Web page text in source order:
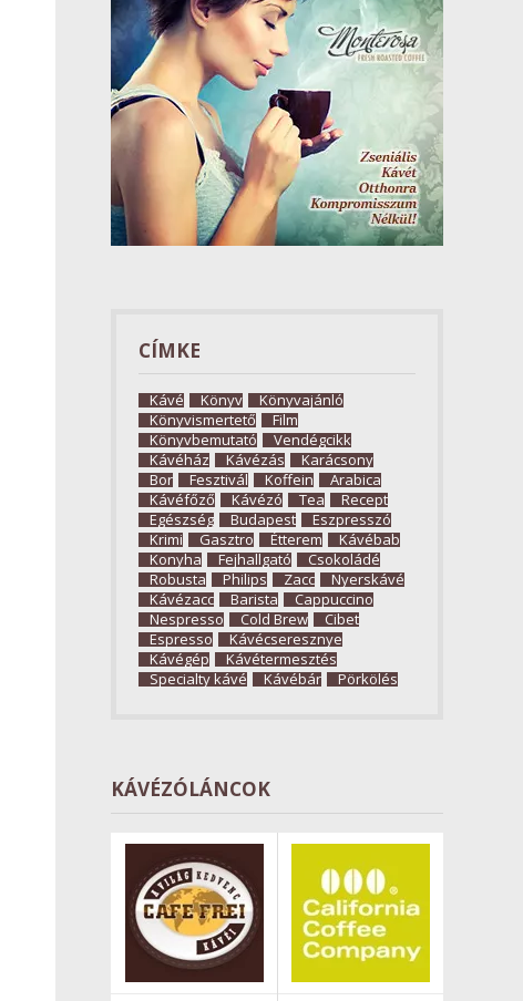
CÍMKE
Kávé Könyv
Könyvajánló
Könyvismertető
Film
Könyvbemutató
Vendégcikk
Kávéház
Kávézás
Karácsony
Bor
Fesztivál Koffein
Arabica
Kávéfőző
Kávézó Tea
Recept
Egészség
Budapest
Eszpresszó
Krimi
Gasztro Étterem
Kávébab
Konyha
Fejhallgató
Csokoládé
Robusta
Philips Zacc
Nyerskávé
Kávézacc
Barista
Cappuccino
Nespresso
Cold Brew
Cibet
Espresso
Kávécseresznye
Kávégép
Kávétermesztés
Specialty kávé
Kávébár Pörkölés
KÁVÉZÓLÁNCOK